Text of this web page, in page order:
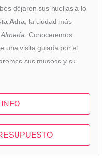
dejaron sus huellas a lo
Adra, la ciudad más
. Conoceremos
una visita guiada por el
sus museos y su
INFO